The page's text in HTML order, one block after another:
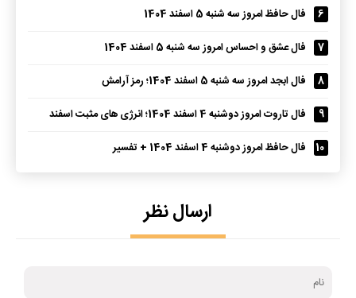
6
فال حافظ امروز سه شنبه 5 اسفند 1404
7
فال عشق و احساس امروز سه شنبه 5 اسفند 1404
8
فال ابجد امروز سه شنبه 5 اسفند 1404؛ رمز آرامش
9
فال تاروت امروز دوشنبه 4 اسفند 1404؛ انرژی های مثبت اسفند
10
فال حافظ امروز دوشنبه 4 اسفند 1404 + تفسیر
ارسال نظر